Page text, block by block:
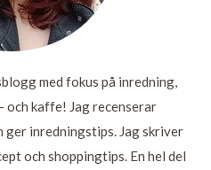
med fokus på inredning,
och kaffe! Jag recenserar
ger inredningstips. Jag skriver
och shoppingtips. En hel del